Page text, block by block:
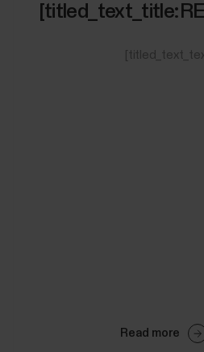
Read more